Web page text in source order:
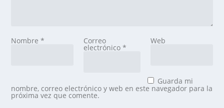
Nombre* Correo
electrónico *
Web
Guarda mi
nombre, correo electrónico y web en este navegador para la
próxima vez que comente.